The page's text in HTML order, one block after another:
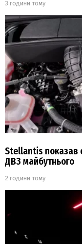
3 години тому
Stellantis показав
ДВЗ майбутнього
2 години тому